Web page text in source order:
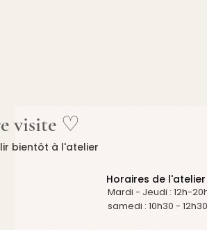
visite ♡
bientôt à l'atelier
Horaires de l'atelier
Mardi - Jeudi : 12h-
samedi : 10h30 - 12h30